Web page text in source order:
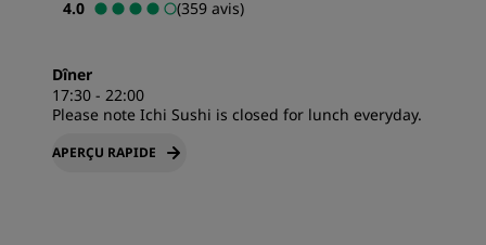
4.0 (359 avis)
Dîner
17:30 - 22:00
Please note Ichi Sushi is closed for lunch everyday.
APERÇU RAPIDE